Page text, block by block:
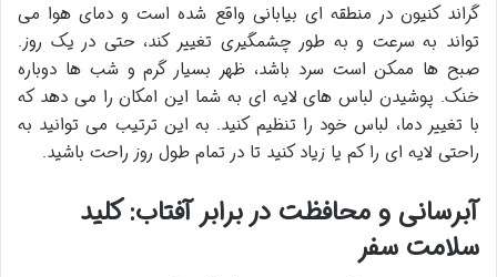
گراند کنیون در منطقه ای بیابانی واقع شده است و دمای هوا می
تواند به سرعت و به طور چشمگیری تغییر کند، حتی در یک روز.
صبح ها ممکن است سرد باشد، ظهر بسیار گرم و شب ها دوباره
خنک. پوشیدن لباس های لایه ای به شما این امکان را می دهد که
با تغییر دما، لباس خود را تنظیم کنید. به این ترتیب می توانید به
راحتی لایه ای را کم یا زیاد کنید تا در تمام طول روز راحت باشید.
آبرسانی و محافظت در برابر آفتاب: کلید
سلامت سفر